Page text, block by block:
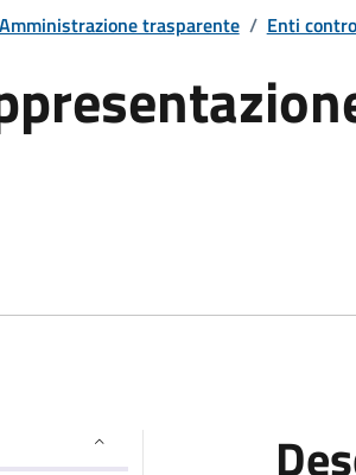
Amministrazione trasparente / Enti